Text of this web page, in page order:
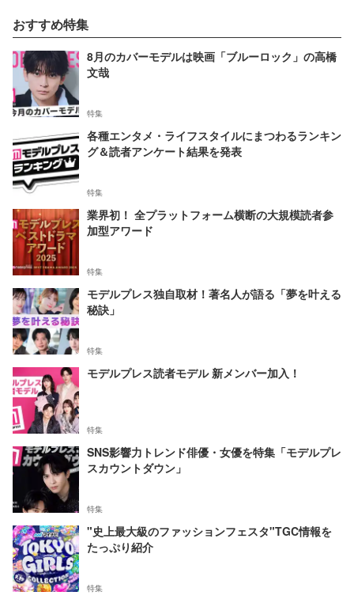
おすすめ特集
8月のカバーモデルは映画「ブルーロック」の高橋
文哉
特集
各種エンタメ・ライフスタイルにまつわるランキン
グ＆読者アンケート結果を発表
特集
業界初！ 全プラットフォーム横断の大規模読者参
加型アワード
特集
モデルプレス独自取材！著名人が語る「夢を叶える
秘訣」
特集
モデルプレス読者モデル 新メンバー加入！
特集
SNS影響力トレンド俳優・女優を特集「モデルプレ
スカウントダウン」
特集
"史上最大級のファッションフェスタ"TGC情報を
たっぷり紹介
特集